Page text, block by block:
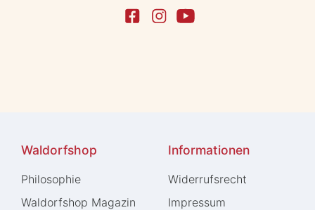
Waldorfshop
Philosophie
Waldorfshop Magazin
Informationen
Widerrufs­recht
Impressum